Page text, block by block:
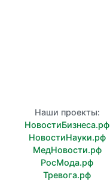
Наши проекты:
НовостиБизнеса.рф
НовостиНауки.рф
МедНовости.рф
РосМода.рф
Тревога.рф